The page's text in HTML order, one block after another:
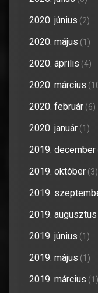
2020. június (2)
2020. május (1)
2020. április (4)
2020. március
2020. február (6)
2020. január (1)
2019. december
2019. október (3)
2019.
2019. augusztus
2019. június (1)
2019. május (1)
2019. március (1)